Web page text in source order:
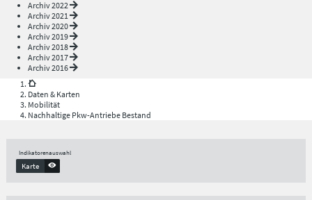
Archiv 2022
Archiv 2021
Archiv 2020
Archiv 2019
Archiv 2018
Archiv 2017
Archiv 2016
Daten & Karten
Mobilität
Nachhaltige Pkw-Antriebe Bestand
Indikatorenauswahl
Karte